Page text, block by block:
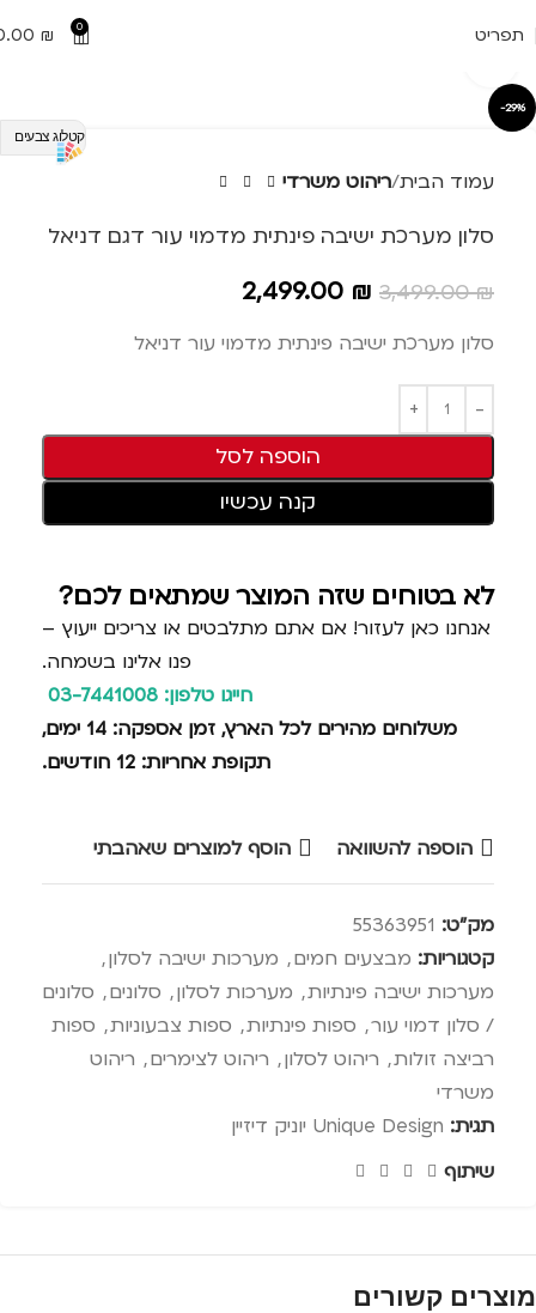
תפריט 0
₪
-29%
עמוד הבית ריהוט משרדי
סלון מערכת ישיבה פינתית מדמוי עור דגם דניאל
3,499.00₪
2,499.00 ₪
סלון מערכת ישיבה פינתית מדמוי עור דניאל
הוספה לסל
קנה עכשיו
לא בטוחים שזה המוצר שמתאים לכם?
אנחנו כאן לעזור! אם אתם מתלבטים או צריכים ייעוץ –
פנו אלינו בשמחה.
חייגו טלפון: 03-7441008
משלוחים מהירים לכל הארץ, זמן אספקה: 14 ימים,
תקופת אחריות: 12 חודשים.
הוספה להשוואה הוסף למוצרים שאהבתי
מק"ט: 55363951
קטגוריות: מבצעים חמים, מערכות ישיבה לסלון,
מערכות ישיבה פינתיות, מערכות לסלון, סלונים, סלונים
/ סלון דמוי עור, ספות פינתיות, ספות צבעוניות, ספות
רביצה זולות, ריהוט לסלון, ריהוט לצימרים, ריהוט
משרדי
תגית: Unique Design יוניק דיזיין
שיתוף
מוצרים קשורים
קטלוג צבעים